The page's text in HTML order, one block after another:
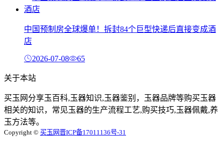
中国预制房全球爆单！拆封84个巨型快递后直接变成酒
店
2026-07-08 65
关于本站
买玉网分享玉百科,玉器知识,玉器鉴别，玉器品牌等购买玉器
相关的知识，常见玉器的生产流程工艺,购买技巧,玉器佩戴,养
玉方法等。
Copyright © 买玉网晋ICP备17011136号-31